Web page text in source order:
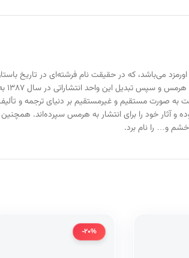
می‌باشد، که در حقیقت نام فرشته‌ای در تاریخ
به صورت مستقیم و غیرمستقیم بر دنیای ترجمه و
و… را نام برد.
-20%